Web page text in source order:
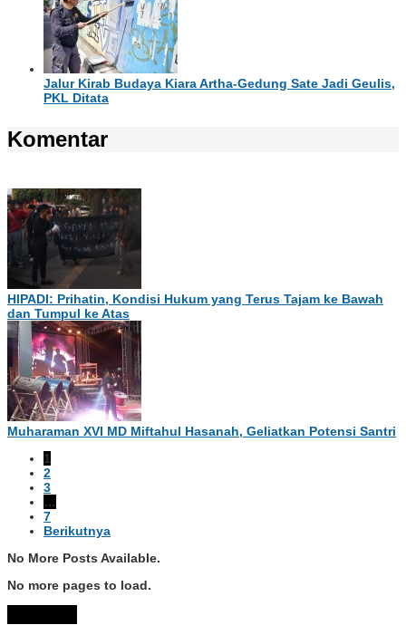
Jalur Kirab Budaya Kiara Artha-Gedung Sate Jadi Geulis,
PKL Ditata
Komentar
HIPADI: Prihatin, Kondisi Hukum yang Terus Tajam ke Bawah
dan Tumpul ke Atas
Muharaman XVI MD Miftahul Hasanah, Geliatkan Potensi Santri
1
2
3
…
7
Berikutnya
No More Posts Available.
No more pages to load.